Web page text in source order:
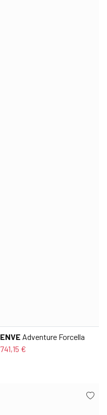
ENVE Adventure Forcella
741,15 €